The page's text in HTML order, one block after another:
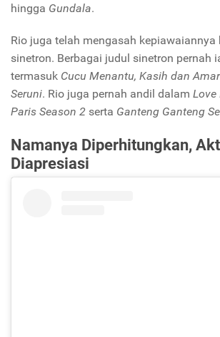
hingga Gundala.
Rio juga telah mengasah kepiawaiannya
sinetron. Berbagai judul sinetron pernah
termasuk Cucu Menantu, Kasih dan
Seruni. Rio juga pernah andil dalam Love
Paris Season 2 serta Ganteng Ganteng
Namanya Diperhitungkan,
Diapresiasi